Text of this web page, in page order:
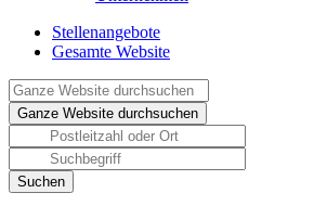
Stellenangebote
Gesamte Website